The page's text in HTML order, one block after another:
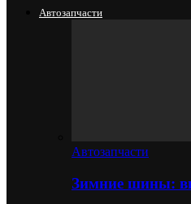
Автозапчасти
Автозапчасти
Зимние шины: